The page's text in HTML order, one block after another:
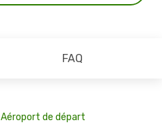
FAQ
Aéroport de départ